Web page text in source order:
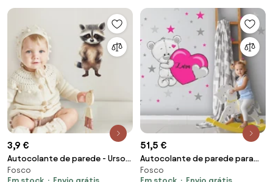
3,9 €
Autocolante de parede - Urso-
lavador
Fosco
51,5 €
Autocolante de parede para
meninas - Urso com um
Fosco